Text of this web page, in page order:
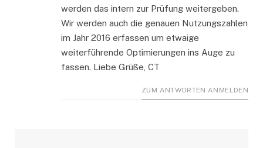
werden das intern zur Prüfung weitergeben.
Wir werden auch die genauen Nutzungszahlen
im Jahr 2016 erfassen um etwaige
weiterführende Optimierungen ins Auge zu
fassen. Liebe Grüße, CT
ZUM ANTWORTEN ANMELDEN